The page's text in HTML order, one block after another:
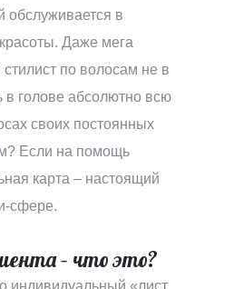
обслуживается в
Даже мега
по волосам не в
в голове абсолютно всю
своих постоянных
Если на помощь
карта – настоящий
сфере.
– что это?